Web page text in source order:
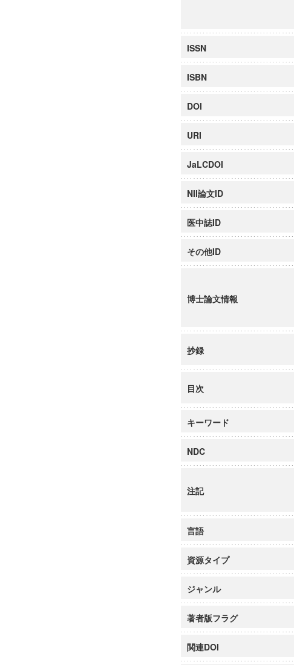
ISSN
ISBN
DOI
URI
JaLCDOI
NII論文ID
医中誌ID
その他ID
博士論文情報
抄録
目次
キーワード
NDC
注記
言語
資源タイプ
ジャンル
著者版フラグ
関連DOI